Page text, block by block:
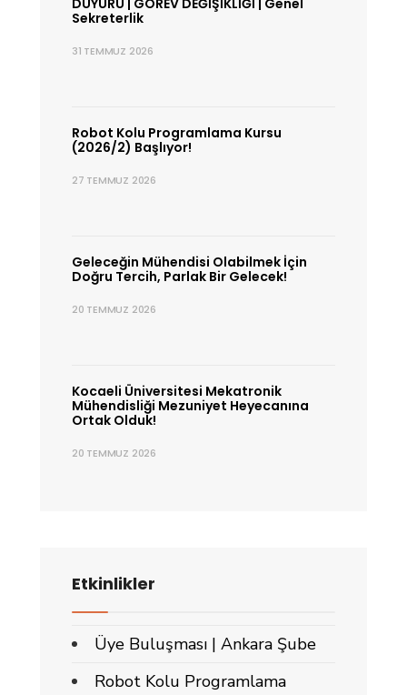
DUYURU | GÖREV DEĞİŞİKLİĞİ | Genel
Sekreterlik
31 TEMMUZ 2026
Robot Kolu Programlama Kursu
(2026/2) Başlıyor!
27 TEMMUZ 2026
Geleceğin Mühendisi Olabilmek İçin
Doğru Tercih, Parlak Bir Gelecek!
20 TEMMUZ 2026
Kocaeli Üniversitesi Mekatronik
Mühendisliği Mezuniyet Heyecanına
Ortak Olduk!
20 TEMMUZ 2026
Etkinlikler
Üye Buluşması | Ankara Şube
Robot Kolu Programlama